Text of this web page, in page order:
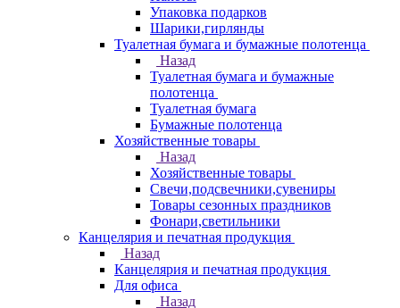
Упаковка подарков
Шарики,гирлянды
Туалетная бумага и бумажные полотенца
Назад
Туалетная бумага и бумажные
полотенца
Туалетная бумага
Бумажные полотенца
Хозяйственные товары
Назад
Хозяйственные товары
Свечи,подсвечники,сувениры
Товары сезонных праздников
Фонари,светильники
Канцелярия и печатная продукция
Назад
Канцелярия и печатная продукция
Для офиса
Назад